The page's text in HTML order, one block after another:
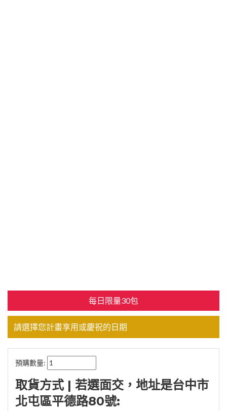
每日限量30包
請選擇您計畫享用或慶祝的日期
預購數量:
取貨方式 | 若選面交，地址是台中市
北屯區平德路80號: